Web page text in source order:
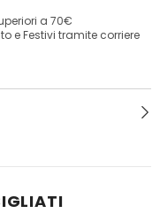
a 70€
e Festivi tramite corriere